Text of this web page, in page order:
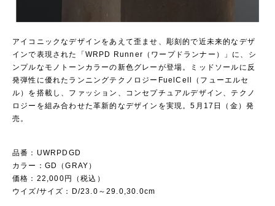
アイコニックなデザインをあえて歪ませ、彫刻的で近未来的なデザ
インで表現された「WRPD Runner（ワープドランナー）」に、シ
ンプルなモノトーンカラーの新色グレーが登場。ミッドソールに反
発弾性に優れたランニングテクノロジーFuelCell（フューエルセ
ル）を搭載し、ファッション、コンセプチュアルデザイン、テクノ
ロジーを組み合わせた革新的なデザインを実現。5月17日（金）発
売。
品番：UWRPDGD
カラー：GD（GRAY）
価格：22,000円（税込）
ウイズ/サイズ：D/23.0～29.0,30.0cm